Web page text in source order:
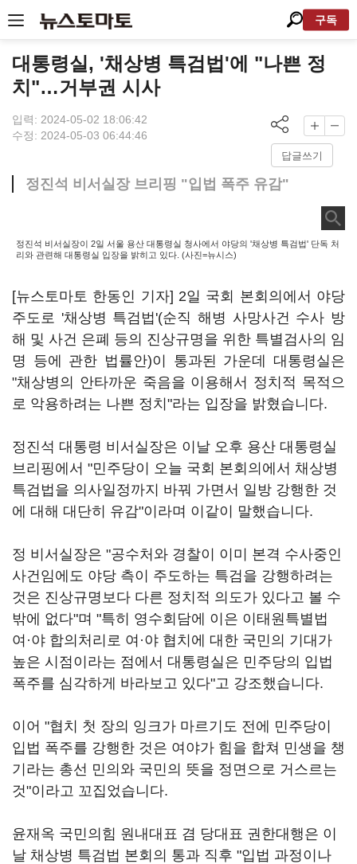
구독
대통령실, '채상병 특검법'에 "나쁜 정
치"…거부권 시사
입력: 2024-05-02 18:06:42
수정: 2024-05-03 06:44:46
답글쓰기
정진석 비서실장 브리핑 "입법 폭주 유감"
정진석 비서실장이 2일 서울 용산 대통령실 청사에서 야당의 '채상병 특검법' 단독 처
리와 관련해 대통령실 입장을 밝히고 있다. (사진=뉴시스)
[뉴스토마토 한동인 기자] 2일 국회 본회의에서 야당
주도로 '채상병 특검법'(순직 해병 사망사건 수사 방
해 및 사건 은폐 등의 진상규명을 위한 특별검사의 임
명 등에 관한 법률안)이 통과된 가운데 대통령실은
"채상병의 안타까운 죽음을 이용해서 정치적 목적으
로 악용하려는 나쁜 정치"라는 입장을 밝혔습니다.
정진석 대통령 비서실장은 이날 오후 용산 대통령실
브리핑에서 "민주당이 오늘 국회 본회의에서 채상병
특검법을 의사일정까지 바꿔 가면서 일방 강행한 것
에 대해 대단히 유감"이라며 이같이 말했습니다.
정 비서실장은 "공수처와 경찰이 이미 본격 수사중인
사건임에도 야당 측이 주도하는 특검을 강행하려는
것은 진상규명보다 다른 정치적 의도가 있다고 볼 수
밖에 없다"며 "특히 영수회담에 이은 이태원특별법
여·야 합의처리로 여·야 협치에 대한 국민의 기대가
높은 시점이라는 점에서 대통령실은 민주당의 입법
폭주를 심각하게 바라보고 있다"고 강조했습니다.
이어 "협치 첫 장의 잉크가 마르기도 전에 민주당이
입법 폭주를 강행한 것은 여야가 힘을 합쳐 민생을 챙
기라는 총선 민의와 국민의 뜻을 정면으로 거스르는
것"이라고 꼬집었습니다.
윤재옥 국민의힘 원내대표 겸 당대표 권한대행은 이
날 채상병 특검법 본회의 통과 직후 "입법 과정이나